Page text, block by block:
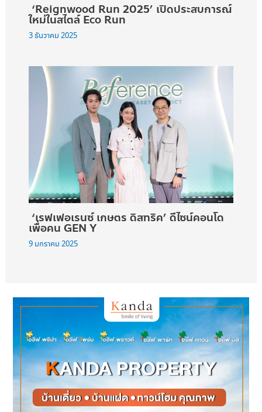
‘Reignwood Run 2025’ เปิดประสบการณ์
ใหม่ในสไตล์ Eco Run
3 ธันวาคม 2025
‘เรฟเฟอเรนซ์ เกษตร ดิสทริค’ ดีไซน์คอนโด
เพื่อคน GEN Y
9 มกราคม 2025